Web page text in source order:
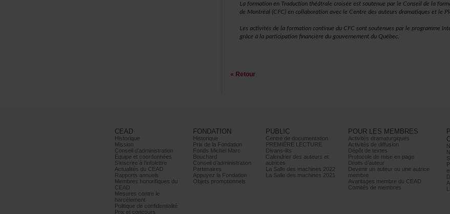
grâceàlaparticipationfinancièredugouvernementduQuébec.
«Retour
CEAD
Historique
Mission
Conseild’administration
Équipeetcoordonnées
S’inscrireàl’infolettre
ActualitésduCEAD
Rapportsannuels
Membreshonorifiquesdu
CEAD
Mesurescontrele
harcèlement
Politiquedeconfidentialité
Prixetconcours
FONDATION
Historique
PrixdelaFondation
FondsMichelMarc
Bouchard
Conseild’administration
Partenaires
AppuyezlaFondation
Objetspromotionnels
PUBLIC
Centrededocumentation
PREMIÈRELECTURE
Divans-lits
Calendrierdesauteurset
autrices
LaSalledesmachines2022
LaSalledesmachines2021
POURLESMEMBRES
Activitésdramaturgiques
Activitésdediffusion
Dépôtdetextes
Protocoledemiseenpage
Droitsd’auteur
Devenirunauteurouuneautrice
membre
AvantagesmembreduCEAD
Comitésdemembres